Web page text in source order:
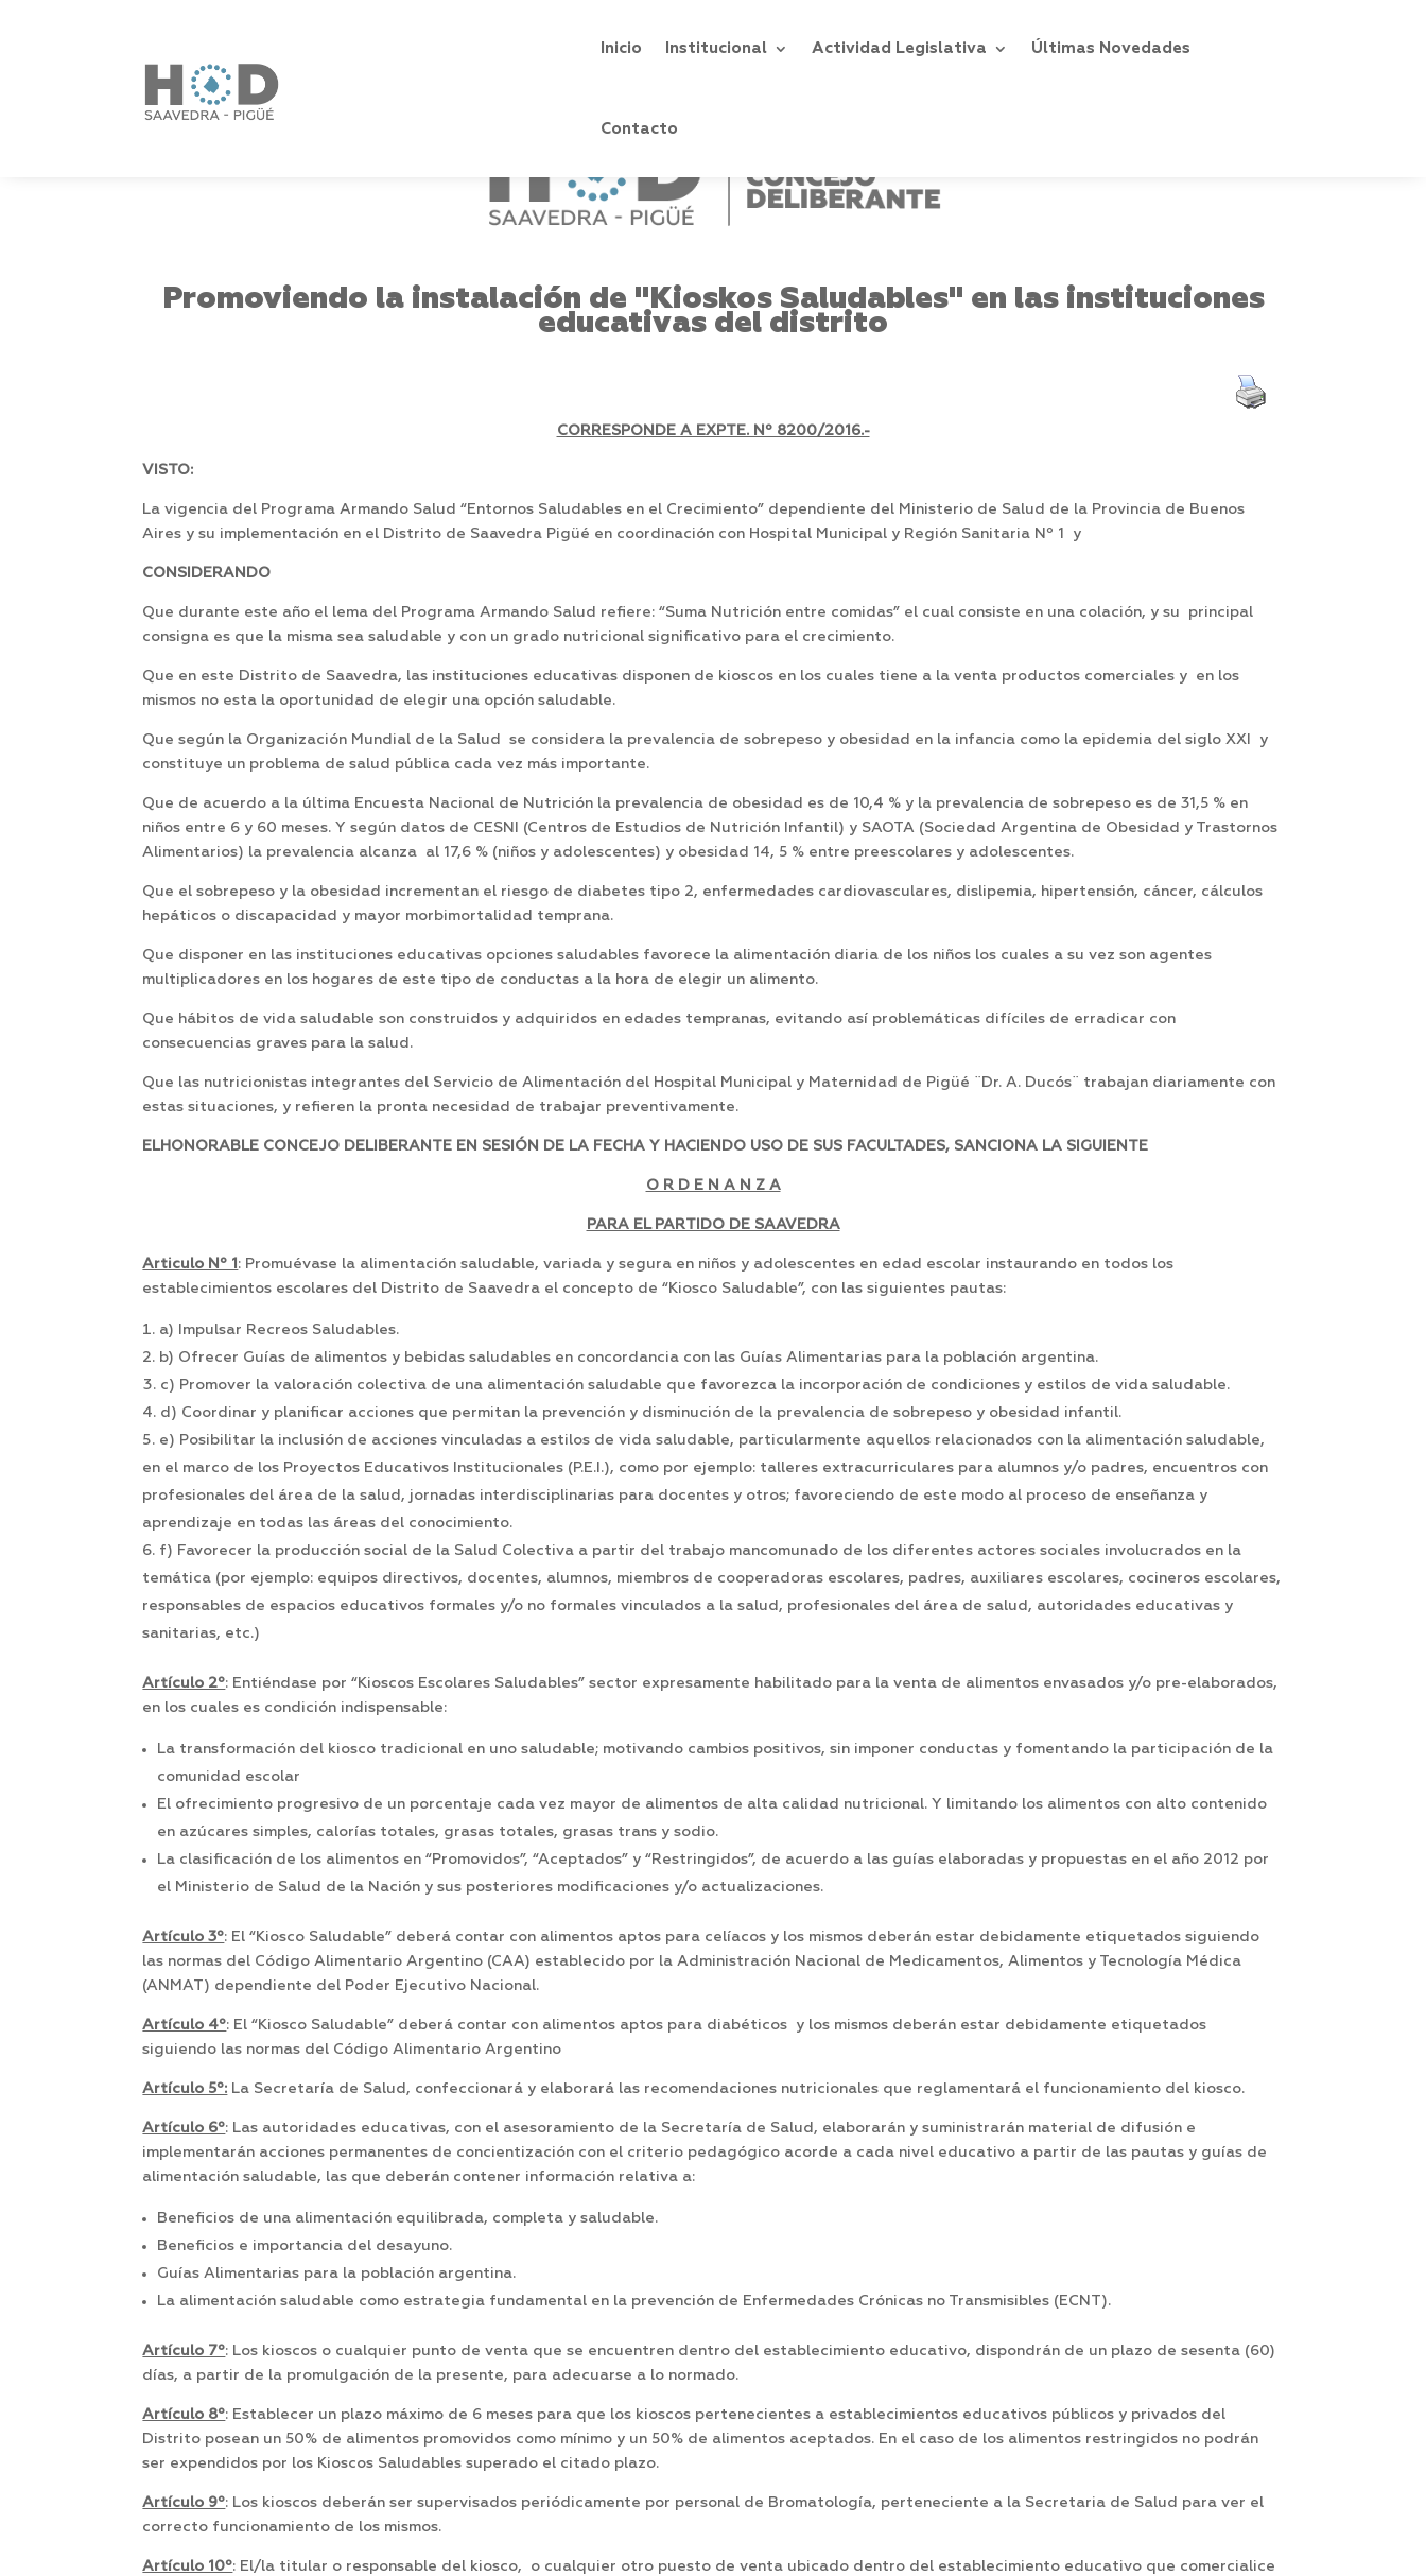
Inicio Institucional Actividad Legislativa Últimas Novedades
Contacto
Promoviendo la instalación de "Kioskos Saludables" en las instituciones
educativas del distrito
CORRESPONDE A EXPTE. Nº 8200/2016.-
VISTO:
La vigencia del Programa Armando Salud “Entornos Saludables en el Crecimiento” dependiente del Ministerio de Salud de la Provincia de Buenos
Aires y su implementación en el Distrito de Saavedra Pigüé en coordinación con Hospital Municipal y Región Sanitaria Nº 1 y
CONSIDERANDO
Que durante este año el lema del Programa Armando Salud refiere: “Suma Nutrición entre comidas” el cual consiste en una colación, y su principal
consigna es que la misma sea saludable y con un grado nutricional significativo para el crecimiento.
Que en este Distrito de Saavedra, las instituciones educativas disponen de kioscos en los cuales tiene a la venta productos comerciales y en los
mismos no esta la oportunidad de elegir una opción saludable.
Que según la Organización Mundial de la Salud se considera la prevalencia de sobrepeso y obesidad en la infancia como la epidemia del siglo XXI y
constituye un problema de salud pública cada vez más importante.
Que de acuerdo a la última Encuesta Nacional de Nutrición la prevalencia de obesidad es de 10,4 % y la prevalencia de sobrepeso es de 31,5 % en
niños entre 6 y 60 meses. Y según datos de CESNI (Centros de Estudios de Nutrición Infantil) y SAOTA (Sociedad Argentina de Obesidad y Trastornos
Alimentarios) la prevalencia alcanza al 17,6 % (niños y adolescentes) y obesidad 14, 5 % entre preescolares y adolescentes.
Que el sobrepeso y la obesidad incrementan el riesgo de diabetes tipo 2, enfermedades cardiovasculares, dislipemia, hipertensión, cáncer, cálculos
hepáticos o discapacidad y mayor morbimortalidad temprana.
Que disponer en las instituciones educativas opciones saludables favorece la alimentación diaria de los niños los cuales a su vez son agentes
multiplicadores en los hogares de este tipo de conductas a la hora de elegir un alimento.
Que hábitos de vida saludable son construidos y adquiridos en edades tempranas, evitando así problemáticas difíciles de erradicar con
consecuencias graves para la salud.
Que las nutricionistas integrantes del Servicio de Alimentación del Hospital Municipal y Maternidad de Pigüé ¨Dr. A. Ducós¨ trabajan diariamente con
estas situaciones, y refieren la pronta necesidad de trabajar preventivamente.
ELHONORABLE CONCEJO DELIBERANTE EN SESIÓN DE LA FECHA Y HACIENDO USO DE SUS FACULTADES, SANCIONA LA SIGUIENTE
O R D E N A N Z A
PARA EL PARTIDO DE SAAVEDRA
Articulo Nº 1 : Promuévase la alimentación saludable, variada y segura en niños y adolescentes en edad escolar instaurando en todos los
establecimientos escolares del Distrito de Saavedra el concepto de “Kiosco Saludable”, con las siguientes pautas:
a) Impulsar Recreos Saludables.
b) Ofrecer Guías de alimentos y bebidas saludables en concordancia con las Guías Alimentarias para la población argentina.
c) Promover la valoración colectiva de una alimentación saludable que favorezca la incorporación de condiciones y estilos de vida saludable.
d) Coordinar y planificar acciones que permitan la prevención y disminución de la prevalencia de sobrepeso y obesidad infantil.
e) Posibilitar la inclusión de acciones vinculadas a estilos de vida saludable, particularmente aquellos relacionados con la alimentación saludable,
en el marco de los Proyectos Educativos Institucionales (P.E.I.), como por ejemplo: talleres extracurriculares para alumnos y/o padres, encuentros con
profesionales del área de la salud, jornadas interdisciplinarias para docentes y otros; favoreciendo de este modo al proceso de enseñanza y
aprendizaje en todas las áreas del conocimiento.
f) Favorecer la producción social de la Salud Colectiva a partir del trabajo mancomunado de los diferentes actores sociales involucrados en la
temática (por ejemplo: equipos directivos, docentes, alumnos, miembros de cooperadoras escolares, padres, auxiliares escolares, cocineros escolares,
responsables de espacios educativos formales y/o no formales vinculados a la salud, profesionales del área de salud, autoridades educativas y
sanitarias, etc.)
Artículo 2º: Entiéndase por “Kioscos Escolares Saludables” sector expresamente habilitado para la venta de alimentos envasados y/o pre-elaborados,
en los cuales es condición indispensable:
La transformación del kiosco tradicional en uno saludable; motivando cambios positivos, sin imponer conductas y fomentando la participación de la
comunidad escolar
El ofrecimiento progresivo de un porcentaje cada vez mayor de alimentos de alta calidad nutricional. Y limitando los alimentos con alto contenido
en azúcares simples, calorías totales, grasas totales, grasas trans y sodio.
La clasificación de los alimentos en “Promovidos”, “Aceptados” y “Restringidos”, de acuerdo a las guías elaboradas y propuestas en el año 2012 por
el Ministerio de Salud de la Nación y sus posteriores modificaciones y/o actualizaciones.
Artículo 3º: El “Kiosco Saludable” deberá contar con alimentos aptos para celíacos y los mismos deberán estar debidamente etiquetados siguiendo
las normas del Código Alimentario Argentino (CAA) establecido por la Administración Nacional de Medicamentos, Alimentos y Tecnología Médica
(ANMAT) dependiente del Poder Ejecutivo Nacional.
Artículo 4º: El “Kiosco Saludable” deberá contar con alimentos aptos para diabéticos y los mismos deberán estar debidamente etiquetados
siguiendo las normas del Código Alimentario Argentino
Artículo 5º: La Secretaría de Salud, confeccionará y elaborará las recomendaciones nutricionales que reglamentará el funcionamiento del kiosco.
Artículo 6º: Las autoridades educativas, con el asesoramiento de la Secretaría de Salud, elaborarán y suministrarán material de difusión e
implementarán acciones permanentes de concientización con el criterio pedagógico acorde a cada nivel educativo a partir de las pautas y guías de
alimentación saludable, las que deberán contener información relativa a:
Beneficios de una alimentación equilibrada, completa y saludable.
Beneficios e importancia del desayuno.
Guías Alimentarias para la población argentina.
La alimentación saludable como estrategia fundamental en la prevención de Enfermedades Crónicas no Transmisibles (ECNT).
Artículo 7º: Los kioscos o cualquier punto de venta que se encuentren dentro del establecimiento educativo, dispondrán de un plazo de sesenta (60)
días, a partir de la promulgación de la presente, para adecuarse a lo normado.
Artículo 8º: Establecer un plazo máximo de 6 meses para que los kioscos pertenecientes a establecimientos educativos públicos y privados del
Distrito posean un 50% de alimentos promovidos como mínimo y un 50% de alimentos aceptados. En el caso de los alimentos restringidos no podrán
ser expendidos por los Kioscos Saludables superado el citado plazo.
Artículo 9º: Los kioscos deberán ser supervisados periódicamente por personal de Bromatología, perteneciente a la Secretaria de Salud para ver el
correcto funcionamiento de los mismos.
Artículo 10º: El/la titular o responsable del kiosco, o cualquier otro puesto de venta ubicado dentro del establecimiento educativo que comercialice